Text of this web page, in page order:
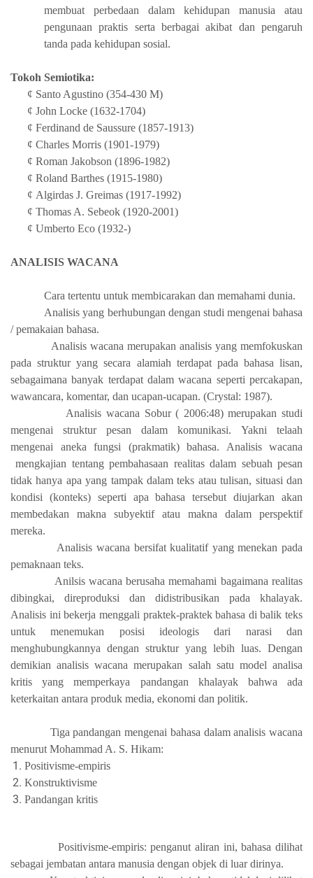
membuat perbedaan dalam kehidupan manusia atau
pengunaan praktis serta berbagai akibat dan pengaruh
tanda pada kehidupan sosial.
Tokoh Semiotika:
¢ Santo Agustino (354-430 M)
¢ John Locke (1632-1704)
¢ Ferdinand de Saussure (1857-1913)
¢ Charles Morris (1901-1979)
¢ Roman Jakobson (1896-1982)
¢ Roland Barthes (1915-1980)
¢ Algirdas J. Greimas (1917-1992)
¢ Thomas A. Sebeok (1920-2001)
¢ Umberto Eco (1932-)
ANALISIS WACANA
Cara tertentu untuk membicarakan dan memahami dunia.
Analisis yang berhubungan dengan studi mengenai bahasa
/ pemakaian bahasa.
Analisis wacana merupakan analisis yang memfokuskan
pada struktur yang secara alamiah terdapat pada bahasa lisan,
sebagaimana banyak terdapat dalam wacana seperti percakapan,
wawancara, komentar, dan ucapan-ucapan. (Crystal: 1987).
Analisis wacana Sobur ( 2006:48)merupakan studi
mengenai struktur pesan dalam komunikasi. Yakni telaah
mengenai aneka fungsi (prakmatik) bahasa. Analisis wacana
mengkajian tentang pembahasaan realitas dalam sebuah pesan
tidak hanya apa yang tampak dalam teks atau tulisan, situasi dan
kondisi (konteks) seperti apa bahasa tersebut diujarkan akan
membedakan makna subyektif atau makna dalam perspektif
mereka.
Analisis wacana bersifat kualitatif yang menekan pada
pemaknaan teks.
Anilsiswacana berusaha memahami bagaimana realitas
dibingkai, direproduksi dan didistribusikan pada khalayak.
Analisis ini bekerja menggali praktek-praktek bahasa di balik teks
untuk menemukan posisi ideologis dari narasi dan
menghubungkannya dengan struktur yang lebih luas. Dengan
demikian analisis wacana merupakan salah satu model analisa
kritis yang memperkaya pandangan khalayak bahwa ada
keterkaitan antara produk media, ekonomi dan politik.
Tiga pandangan mengenai bahasa dalam analisis wacana
menurut Mohammad A. S. Hikam:
Positivisme-empiris
Konstruktivisme
Pandangan kritis
Positivisme-empiris: penganut aliran ini, bahasa dilihat
sebagai jembatan antara manusia dengan objek di luar dirinya.